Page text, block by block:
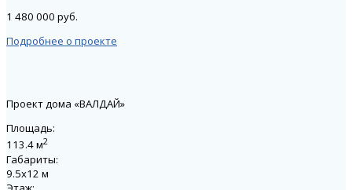
1 480 000 руб.
Подробнее о проекте
Проект дома «ВАЛДАЙ»
Площадь:
113.4 м2
Габариты:
9.5х12 м